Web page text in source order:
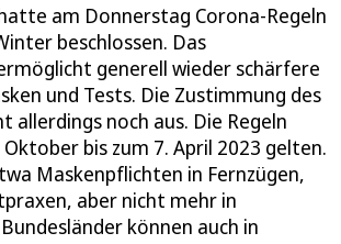
am Donnerstag Corona-Regeln
beschlossen. Das
generell wieder schärfere
und Tests. Die Zustimmung des
allerdings noch aus. Die Regeln
bis zum 7. April 2023 gelten.
Maskenpflichten in Fernzügen,
aber nicht mehr in
können auch in